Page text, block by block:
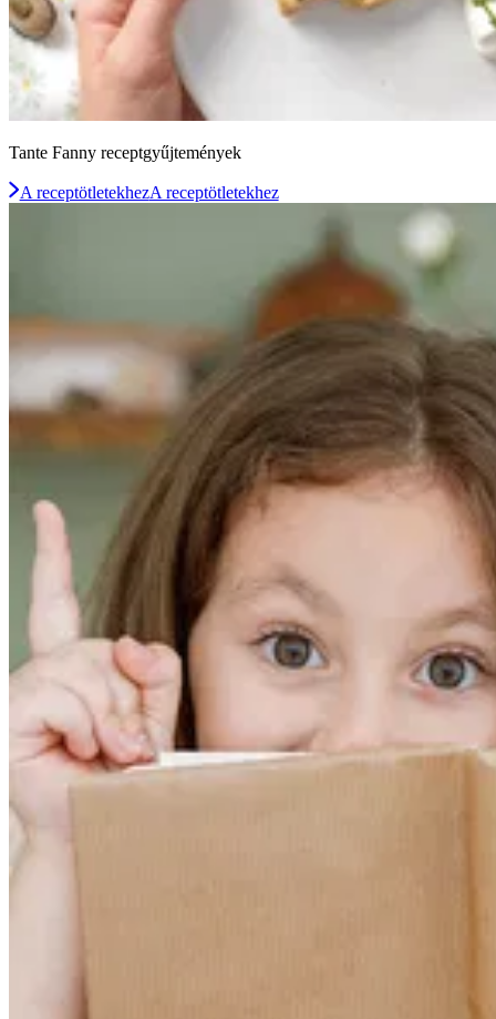
Tante Fanny receptgyűjtemények
A receptötletekhezA receptötletekhez